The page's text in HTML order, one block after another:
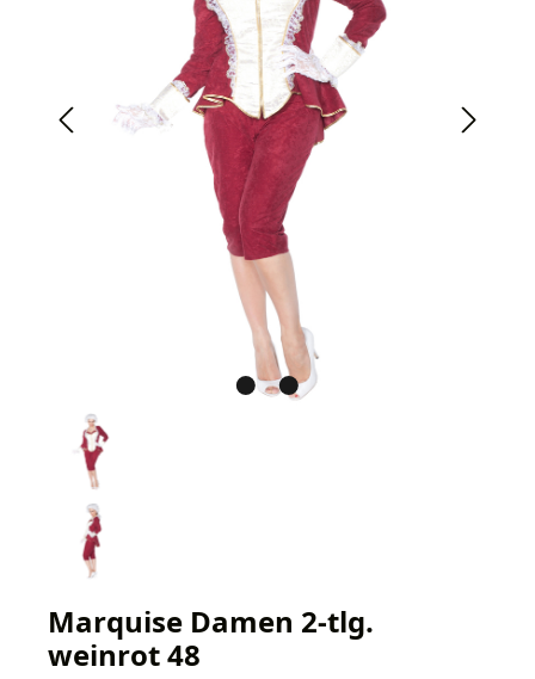
Marquise Damen 2-tlg.
weinrot 48